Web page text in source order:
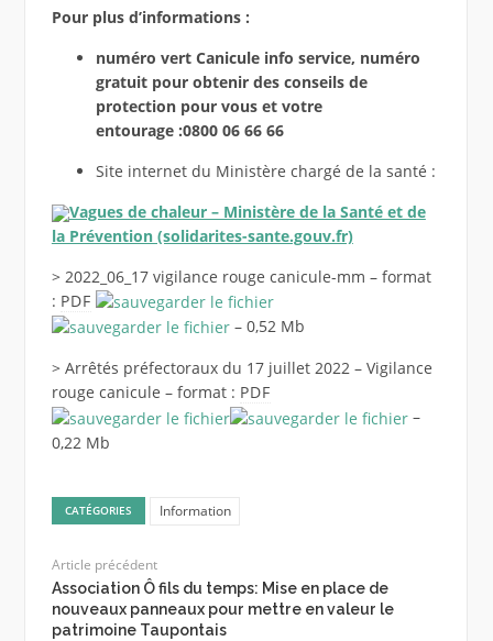
Pour plus d’informations :
numéro vert Canicule info service, numéro
gratuit pour obtenir des conseils de
protection pour vous et votre
entourage :0800 06 66 66
Site internet du Ministère chargé de la santé :
Vagues de chaleur – Ministère de la Santé et de
la Prévention (solidarites-sante.gouv.fr)
> 2022_06_17 vigilance rouge canicule-mm – format
: PDF
– 0,52 Mb
> Arrêtés préfectoraux du 17 juillet 2022 – Vigilance
rouge canicule – format : PDF
–
0,22 Mb
CATÉGORIES Information
Article précédent
Association Ô fils du temps: Mise en place de
nouveaux panneaux pour mettre en valeur le
patrimoine Taupontais